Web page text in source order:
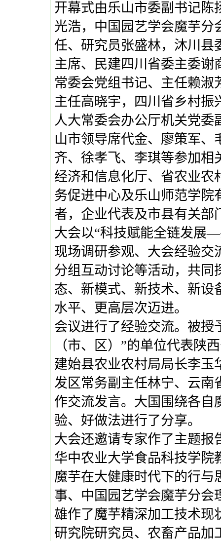
开幕式由乐山市委副书记陈
光浩，中国园艺学会魔芋分
任、研究员张盛林，沐川县
主席、民建四川省委主委谢
常委会党组书记、主任赖
主任高晓宇，四川省乡村振
人大常委会办公厅机关党
山市领导席代金、廖策军
齐、徐孝飞、李琪等参加相
经济和信息化厅、省农业农
务促进中心及乐山师范学院
者，企业代表及市县有关部
大会以“科技赋能全链发展
现场调研参观、大会经验交
分组互动讨论等活动，共同
态、新模式、新技术、新设
水平、更高层次迈进。
会议进行了经验交流。被授
（市、区）”的单位代表陕
建始县农业农村局局长李
发区常务副主任林宁、云南
作交流发言。大国围绕各自
验、好做法进行了分享。
大会还邀请专家作了主题报
华中农业大学食品科技学院
魔芋在大健康时代下的行与
事、中国园艺学会魔芋分会
雄作了魔芋精深加工技术现
研究院研究员、农畜产品加